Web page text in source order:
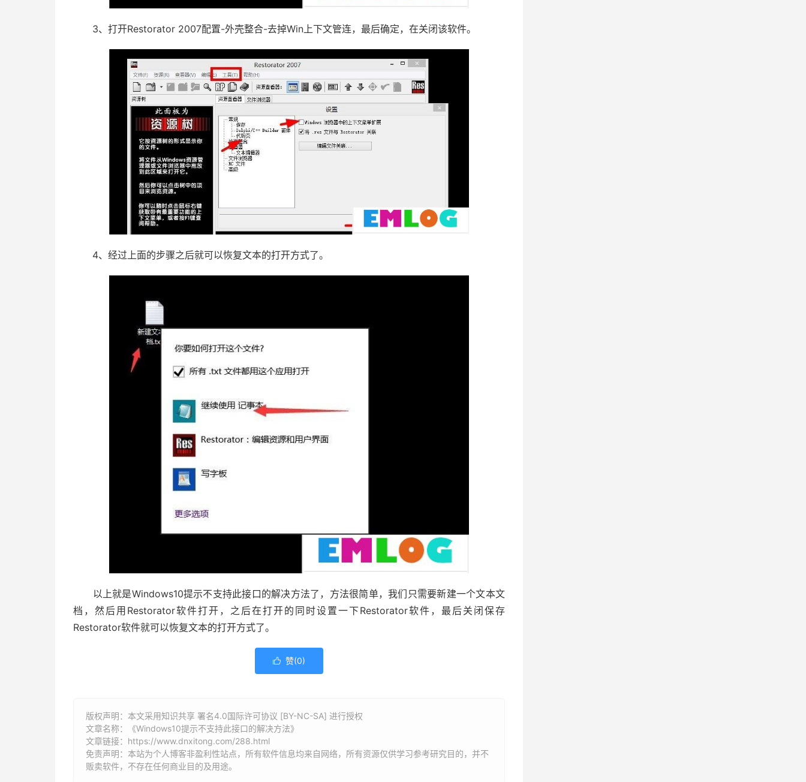
3、打开Restorator 2007配置-外壳整合-去掉Win上下文管连，最后确定，在关闭该软件。
4、经过上面的步骤之后就可以恢复文本的打开方式了。
以上就是Windows10提示不支持此接口的解决方法了，方法很简单，我们只需要新建一个文本文
档，然后用Restorator软件打开，之后在打开的同时设置一下Restorator软件，最后关闭保存
Restorator软件就可以恢复文本的打开方式了。
 赞(0)
版权声明：本文采用知识共享 署名4.0国际许可协议 [BY-NC-SA] 进行授权
文章名称：《Windows10提示不支持此接口的解决方法》
文章链接： https://www.dnxitong.com/288.html
免责声明：本站为个人博客非盈利性站点，所有软件信息均来自网络，所有资源仅供学习参考研究目的，并不
贩卖软件，不存在任何商业目的及用途。